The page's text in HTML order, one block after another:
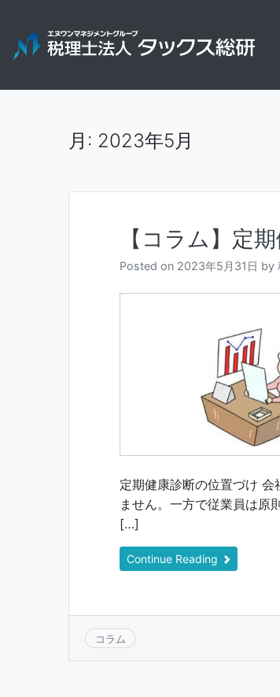
content
月: 2023年5月
【コラム】定
Posted on 2023年5月31日 by
定期健康診断の位置づけ 会
ません。一方で従業員は原
[…]
Continue Reading
コラム